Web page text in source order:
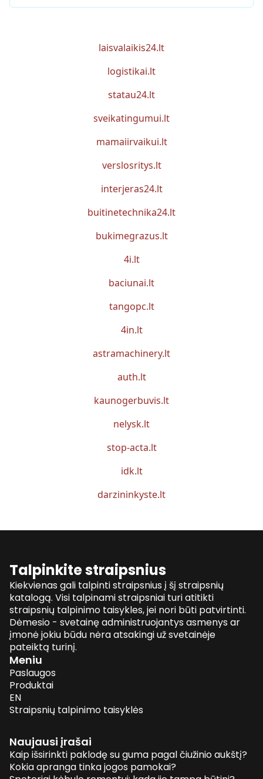
laisvalaikis24.lt
logistikai.lt
statau24.lt
sveikatingumui.lt
mamaiirvaikui.lt
verslosritys.lt
interjeras24.lt
buitinetechnika24.lt
bukimegrazus.lt
4i.lt
baciunai.lt
tangopc.lt
4in.lt
astramachinery.lt
auth.lt
kaunogerbuvis.lt
nelysk.lt
stop-acta.lt
idk.lt
darzininkyste.lt
Talpinkite straipsnius
Kiekvienas gali talpinti straipsnius į šį straipsnių
katalogą. Visi talpinami straipsniai turi atitikti
straipsnių talpinimo taisykles, jei nori būti patvirtinti.
Dėmesio - svetainę administruojantys asmenys ar
įmonė jokiu būdu nėra atsakingi už svetainėje
pateiktą turinį.
Meniu
Paslaugos
Produktai
EN
Straipsnių talpinimo taisyklės
Naujausi įrašai
Kaip išsirinkti paklodę su guma pagal čiužinio aukštį?
Kokia apranga tinka jogos pamokai?